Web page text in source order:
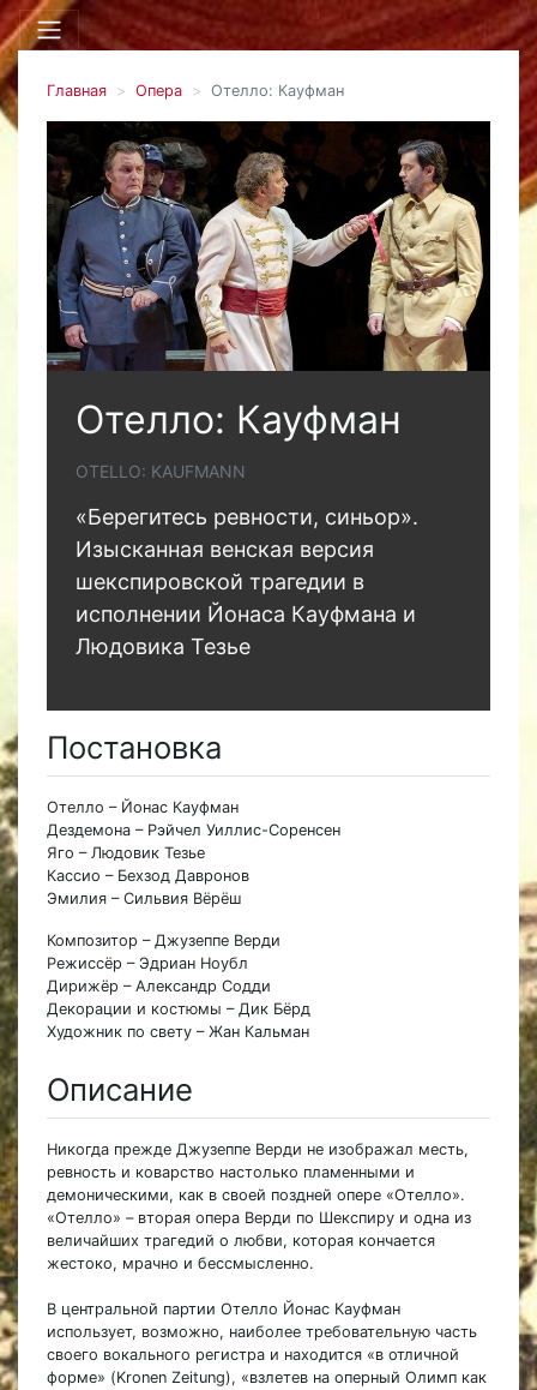
Главная Опера Отелло: Кауфман
Отелло: Кауфман
OTELLO: KAUFMANN
«Берегитесь ревности, синьор».
Изысканная венская версия
шекспировской трагедии в
исполнении Йонаса Кауфмана и
Людовика Тезье
Постановка
Отелло – Йонас Кауфман
Дездемона – Рэйчел Уиллис-Соренсен
Яго – Людовик Тезье
Кассио – Бехзод Давронов
Эмилия – Сильвия Вёрёш
Композитор – Джузеппе Верди
Режиссёр – Эдриан Ноубл
Дирижёр – Александр Содди
Декорации и костюмы – Дик Бёрд
Художник по свету – Жан Кальман
Описание
Никогда прежде Джузеппе Верди не изображал месть,
ревность и коварство настолько пламенными и
демоническими, как в своей поздней опере «Отелло».
«Отелло» – вторая опера Верди по Шекспиру и одна из
величайших трагедий о любви, которая кончается
жестоко, мрачно и бессмысленно.
В центральной партии Отелло Йонас Кауфман
использует, возможно, наиболее требовательную часть
своего вокального регистра и находится «в отличной
форме» (Kronen Zeitung), «взлетев на оперный Олимп как